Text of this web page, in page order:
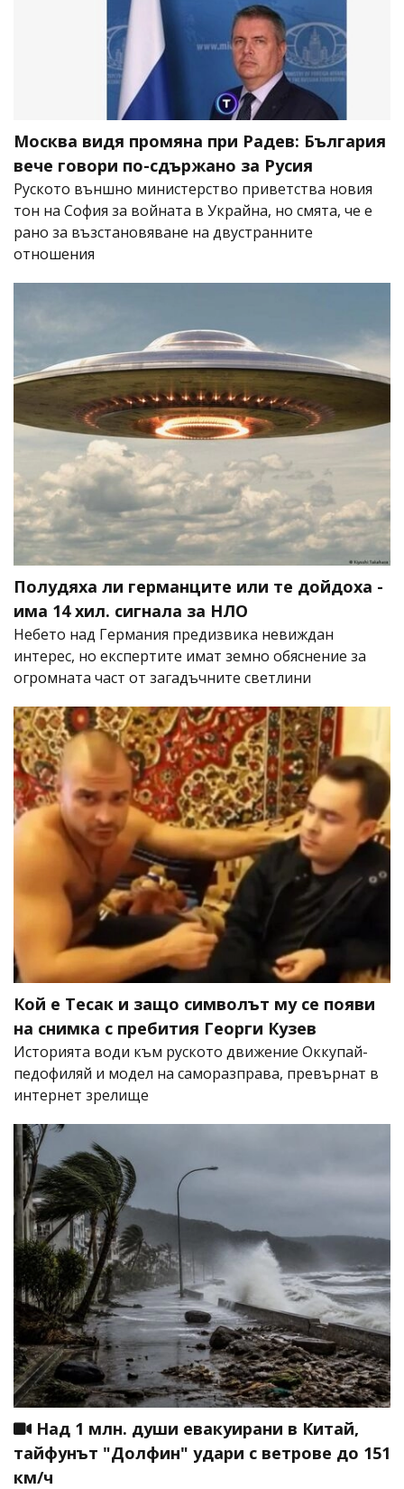
Москва видя промяна при Радев: България
вече говори по-сдържано за Русия
Руското външно министерство приветства новия
тон на София за войната в Украйна, но смята, че е
рано за възстановяване на двустранните
отношения
Полудяха ли германците или те дойдоха -
има 14 хил. сигнала за НЛО
Небето над Германия предизвика невиждан
интерес, но експертите имат земно обяснение за
огромната част от загадъчните светлини
Кой е Тесак и защо символът му се появи
на снимка с пребития Георги Кузев
Историята води към руското движение Оккупай-
педофиляй и модел на саморазправа, превърнат в
интернет зрелище
Над 1 млн. души евакуирани в Китай,
тайфунът "Долфин" удари с ветрове до 151
км/ч